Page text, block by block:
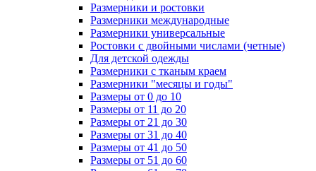
Размерники и ростовки
Размерники международные
Размерники универсальные
Ростовки с двойными числами (четные)
Для детской одежды
Размерники с тканым краем
Размерники "месяцы и годы"
Размеры от 0 до 10
Размеры от 11 до 20
Размеры от 21 до 30
Размеры от 31 до 40
Размеры от 41 до 50
Размеры от 51 до 60